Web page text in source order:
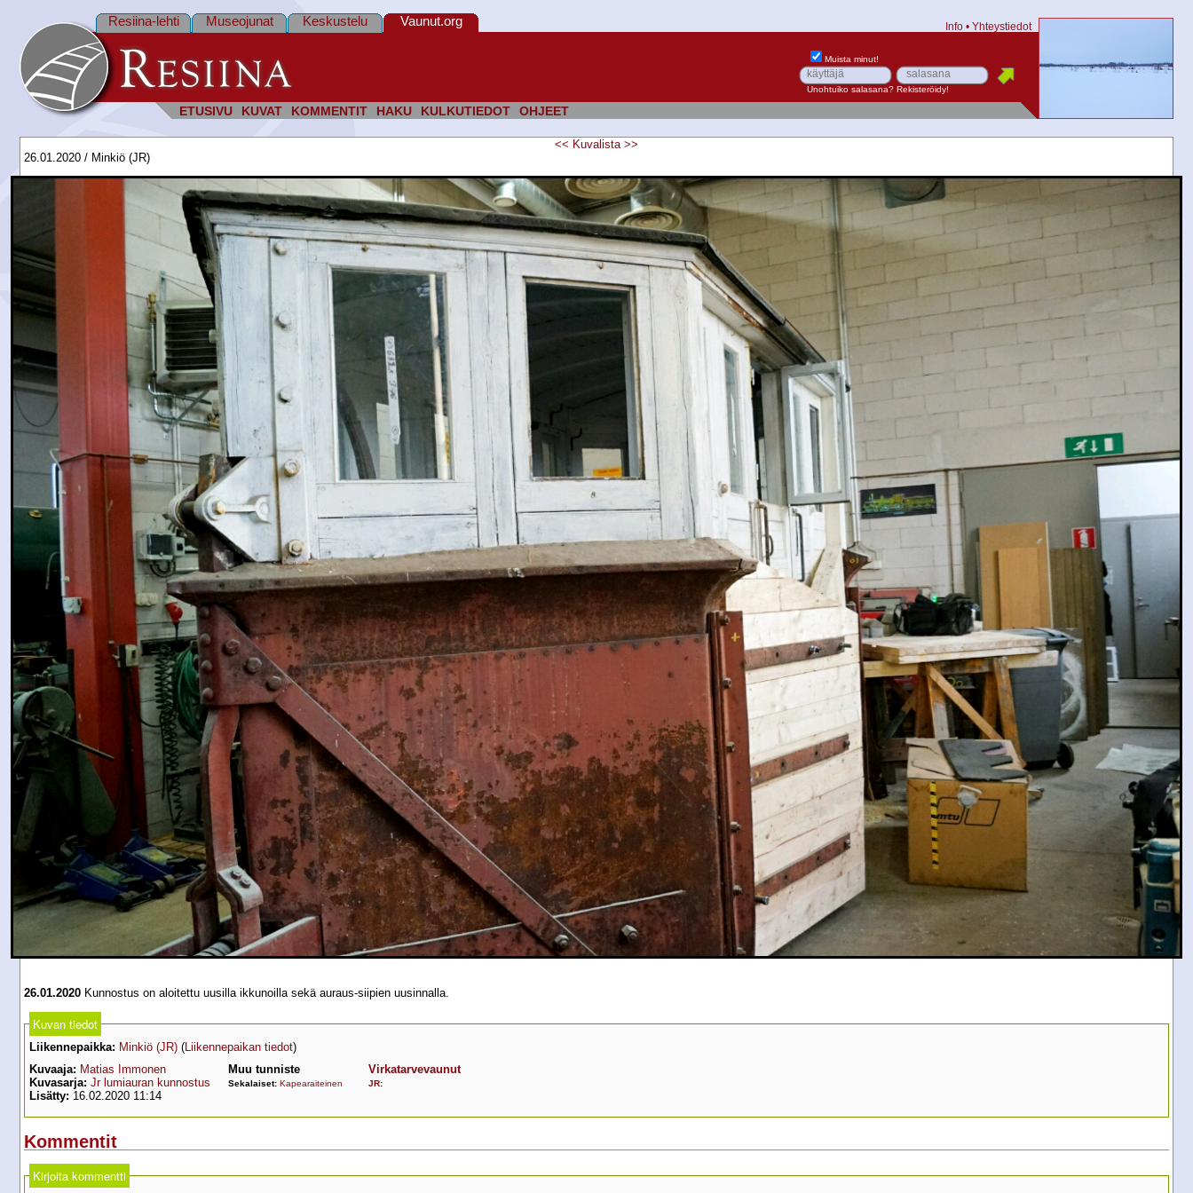
ETUSIVU KUVAT KOMMENTIT HAKU KULKUTIEDOT OHJEET
Resiina-lehti Museojunat Keskustelu Vaunut.org Info • Yhteystiedot
Muista minut!
Unohtuiko salasana? Rekisteröidy!
<< Kuvalista >>
26.01.2020 / Minkiö (JR)
26.01.2020 Kunnostus on aloitettu uusilla ikkunoilla sekä auraus-siipien uusinnalla.
Kuvan tiedot
Liikennepaikka: Minkiö (JR) (Liikennepaikan tiedot)
Kuvaaja: Matias Immonen
Kuvasarja: Jr lumiauran kunnostus
Lisätty: 16.02.2020 11:14
Muu tunniste
Sekalaiset: Kapearaiteinen
Virkatarvevaunut
JR:
Kommentit
Kirjoita kommentti